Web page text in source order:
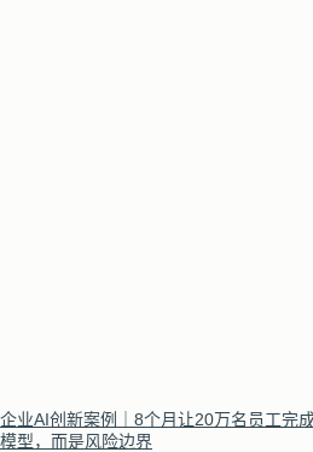
企业AI创新案例｜8个月让20万名员工完
模型，而是风险边界